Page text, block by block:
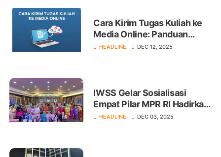
Cara Kirim Tugas Kuliah ke
Media Online: Panduan
Lengkap untuk Mahasiswa
HEADLINE DEC 12, 2025
IWSS Gelar Sosialisasi
Empat Pilar MPR RI Hadirkan
Sejumlah Narasumber
HEADLINE DEC 03, 2025